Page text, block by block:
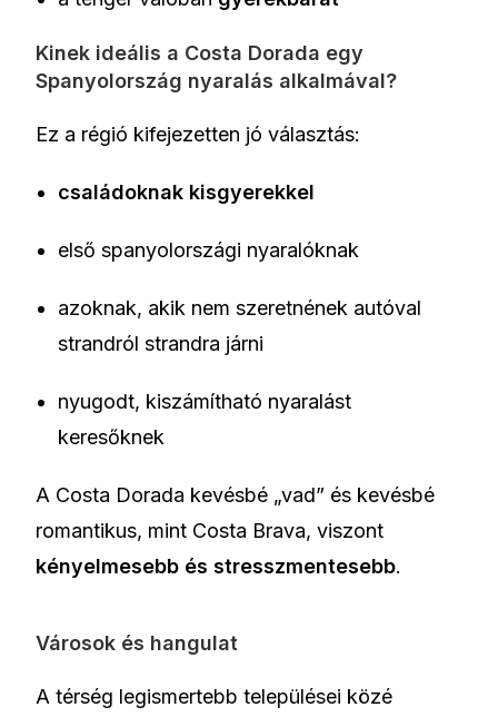
Kinek ideális a Costa Dorada egy
Spanyolország nyaralás alkalmával?
Ez a régió kifejezetten jó választás:
családoknak kisgyerekkel
első spanyolországi nyaralóknak
azoknak, akik nem szeretnének autóval
strandról strandra járni
nyugodt, kiszámítható nyaralást
keresőknek
A Costa Dorada kevésbé „vad” és kevésbé
romantikus, mint Costa Brava, viszont
kényelmesebb és stresszmentesebb.
Városok és hangulat
A térség legismertebb települései közé